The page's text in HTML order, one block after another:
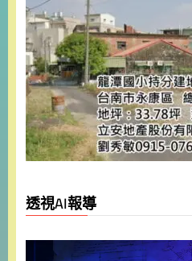
透視AI報導